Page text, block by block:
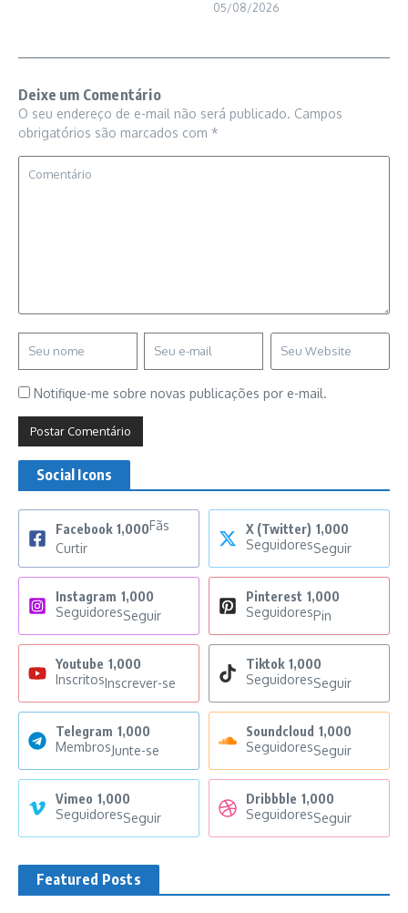
05/08/2026
Deixe um Comentário
O seu endereço de e-mail não será publicado. Campos
obrigatórios são marcados com *
Notifique-me sobre novas publicações por e-mail.
Social Icons
Facebook 1,000Fãs
Curtir
X (Twitter) 1,000
SeguidoresSeguir
Instagram 1,000
SeguidoresSeguir
Pinterest 1,000
SeguidoresPin
Youtube 1,000
InscritosInscrever-se
Tiktok 1,000
SeguidoresSeguir
Telegram 1,000
MembrosJunte-se
Soundcloud 1,000
SeguidoresSeguir
Vimeo 1,000
SeguidoresSeguir
Dribbble 1,000
SeguidoresSeguir
Featured Posts